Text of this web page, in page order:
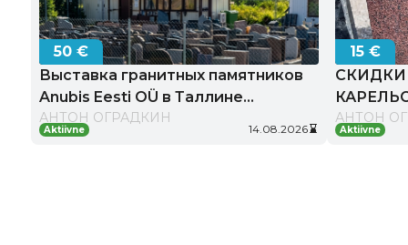
50 €
Выставка гранитных памятников
Anubis Eesti OÜ в Таллине
изготовление и установка под
ключ
АНТОН ОГРАДКИН
Kehtib
hourglass_bottom
14.08.2026
Aktiivne
15 €
АНТОН
Aktiivne